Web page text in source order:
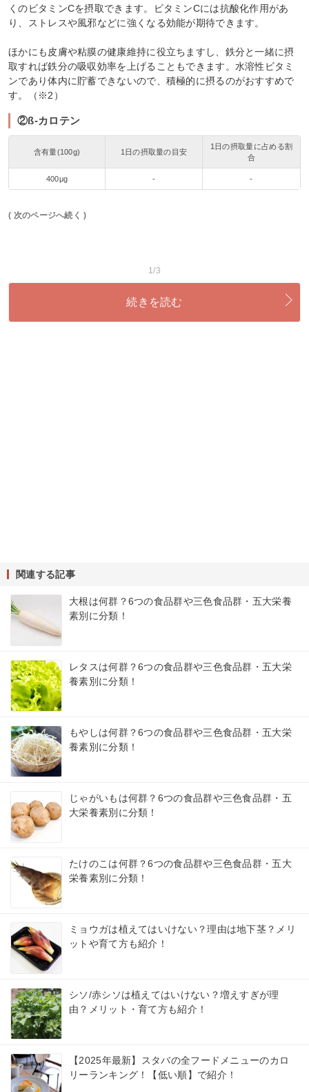
くのビタミンCを摂取できます。ビタミンCには抗酸化作用があ
り、ストレスや風邪などに強くなる効能が期待できます。
ほかにも皮膚や粘膜の健康維持に役立ちますし、鉄分と一緒に摂
取すれば鉄分の吸収効率を上げることもできます。水溶性ビタミ
ンであり体内に貯蓄できないので、積極的に摂るのがおすすめで
す。（※2）
②ß-カロテン
含有量(100g) 1日の摂取量の目安
1日の摂取量に占める割
合
400μg - -
( 次のページへ続く )
1/3
続きを読む
関連する記事
大根は何群？6つの食品群や三色食品群・五大栄養
素別に分類！
レタスは何群？6つの食品群や三色食品群・五大栄
養素別に分類！
もやしは何群？6つの食品群や三色食品群・五大栄
養素別に分類！
じゃがいもは何群？6つの食品群や三色食品群・五
大栄養素別に分類！
たけのこは何群？6つの食品群や三色食品群・五大
栄養素別に分類！
ミョウガは植えてはいけない？理由は地下茎？メリ
ットや育て方も紹介！
シソ/赤シソは植えてはいけない？増えすぎが理
由？メリット・育て方も紹介！
【2025年最新】スタバの全フードメニューのカロ
リーランキング！【低い順】で紹介！